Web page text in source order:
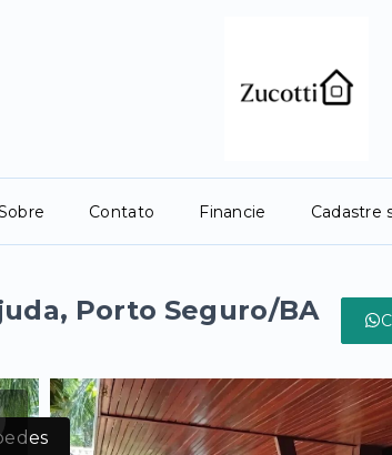
Contato Financie Cadastre
Porto Seguro/BA